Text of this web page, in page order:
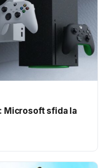
Microsoft sfida la